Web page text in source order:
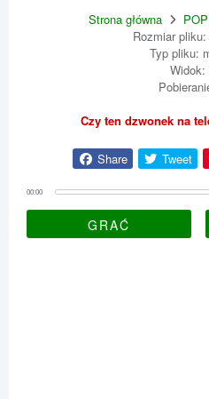
Strona główna POP
Rozmiar
Typ pliku:
Widok:
Czy ten dzwonek na
Share Tweet
00:00
GRAĆ